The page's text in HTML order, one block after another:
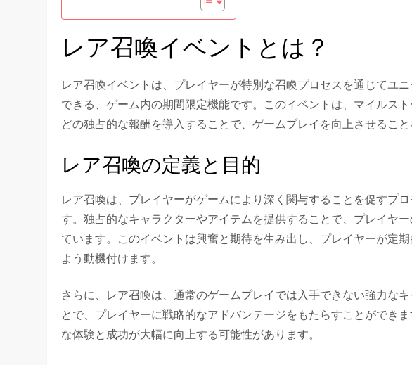
レア召喚イベントとは？
レア召喚イベントは、プレイヤーが特別な召喚プロセスを通じてユ
できる、ゲーム内の期間限定機能です。このイベントは、マイルス
どの独占的な報酬を導入することで、ゲームプレイを向上させること
レア召喚の定義と目的
レア召喚は、プレイヤーがゲームにより深く関与することを促すプ
す。独占的なキャラクターやアイテムを提供することで、プレイヤ
ています。このイベントは興奮と期待を生み出し、プレイヤーが定
よう動機付けます。
さらに、レア召喚は、通常のゲームプレイでは入手できない強力な
とで、プレイヤーに戦略的なアドバンテージをもたらすことができ
な体験と成功が大幅に向上する可能性があります。